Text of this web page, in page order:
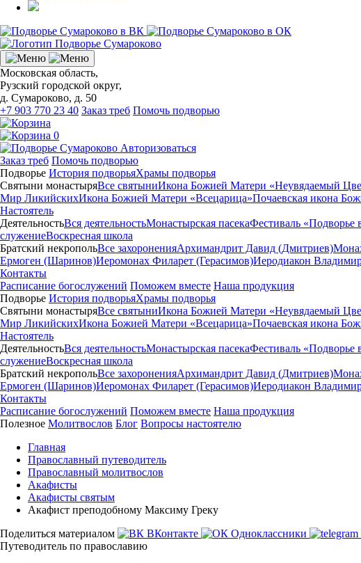
Московская область,
Рузский городской округ,
д. Сумароково, д. 50
+7 903 770 23 40 Заказ треб Помочь подворью
0
Авторизоваться
Заказ треб Помочь подворью
Подворье История подворьяХрамы подворья
Святыни монастыряВсе святыниИкона Божией Матери «Неувядаемый
Мир ЛикийскихИкона Божией Матери «Всецарица»Почаевская икона
Настоятель
ДеятельностьВся деятельностьМонастырская пасекаФестиваль «Подворье
служениеВоскресная школа
Братский некропольВсе захороненияАрхимандрит Давид (Дмитриев)
Ермоген (Шаринов)Иеромонах Филарет (Герасимов)Иеродиакон
Контакты
Расписание богослужений Поможем вместе Наша продукция
Подворье История подворьяХрамы подворья
Святыни монастыряВсе святыниИкона Божией Матери «Неувядаемый
Мир ЛикийскихИкона Божией Матери «Всецарица»Почаевская икона
Настоятель
ДеятельностьВся деятельностьМонастырская пасекаФестиваль «Подворье
служениеВоскресная школа
Братский некропольВсе захороненияАрхимандрит Давид (Дмитриев)
Ермоген (Шаринов)Иеромонах Филарет (Герасимов)Иеродиакон
Контакты
Расписание богослужений Поможем вместе Наша продукция
Полезное Молитвослов Блог Вопросы настоятелю
Главная
Православный путеводитель
Православный молитвослов
Акафисты
Акафисты святым
Акафист преподобному Максиму Греку
Поделиться материалом
ВКонтакте Одноклассники
Путеводитель по православию